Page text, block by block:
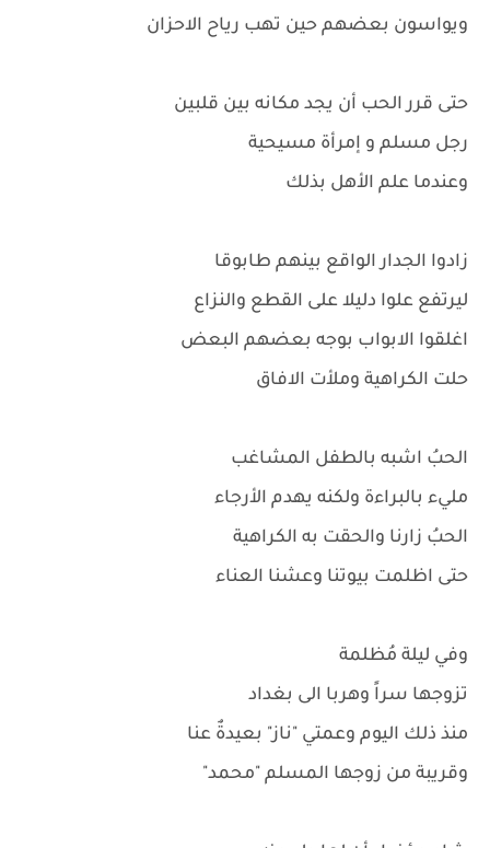
ويواسون بعضهم حين تهب رياح الاحزان
حتى قرر الحب أن يجد مكانه بين قلبين
رجل مسلم و إمرأة مسيحية
وعندما علم الأهل بذلك
زادوا الجدار الواقع بينهم طابوقا
ليرتفع علوا دليلا على القطع والنزاع
اغلقوا الابواب بوجه بعضهم البعض
حلت الكراهية وملأت الافاق
الحبُ اشبه بالطفل المشاغب
مليء بالبراءة ولكنه يهدم الأرجاء
الحبُ زارنا والحقت به الكراهية
حتى اظلمت بيوتنا وعشنا العناء
وفي ليلة مُظلمة
تزوجها سراً وهربا الى بغداد
منذ ذلك اليوم وعمتي "ناز" بعيدةٌ عنا
وقريبة من زوجها المسلم "محمد"